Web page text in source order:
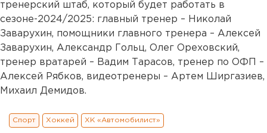
тренерский штаб, который будет работать в
сезоне-2024/2025: главный тренер – Николай
Заварухин, помощники главного тренера – Алексей
Заварухин, Александр Гольц, Олег Ореховский,
тренер вратарей – Вадим Тарасов, тренер по ОФП –
Алексей Рябков, видеотренеры – Артем Ширгазиев,
Михаил Демидов.
Спорт Хоккей ХК «Автомобилист»